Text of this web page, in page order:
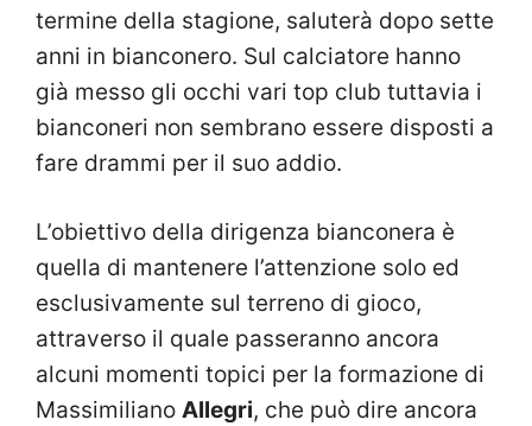
termine della stagione, saluterà dopo sette
anni in bianconero. Sul calciatore hanno
già messo gli occhi vari top club tuttavia i
bianconeri non sembrano essere disposti a
fare drammi per il suo addio.
L’obiettivo della dirigenza bianconera è
quella di mantenere l’attenzione solo ed
esclusivamente sul terreno di gioco,
attraverso il quale passeranno ancora
alcuni momenti topici per la formazione di
Massimiliano Allegri, che può dire ancora